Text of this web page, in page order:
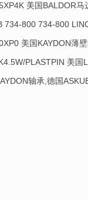
美国BALDOR马
734-800 734-800
美国KAYDON薄
PLASTPIN 美国
轴承,德国